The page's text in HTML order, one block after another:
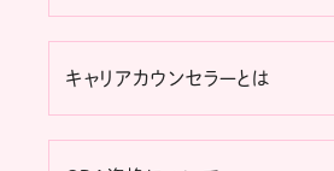
キャリアカウンセラーとは